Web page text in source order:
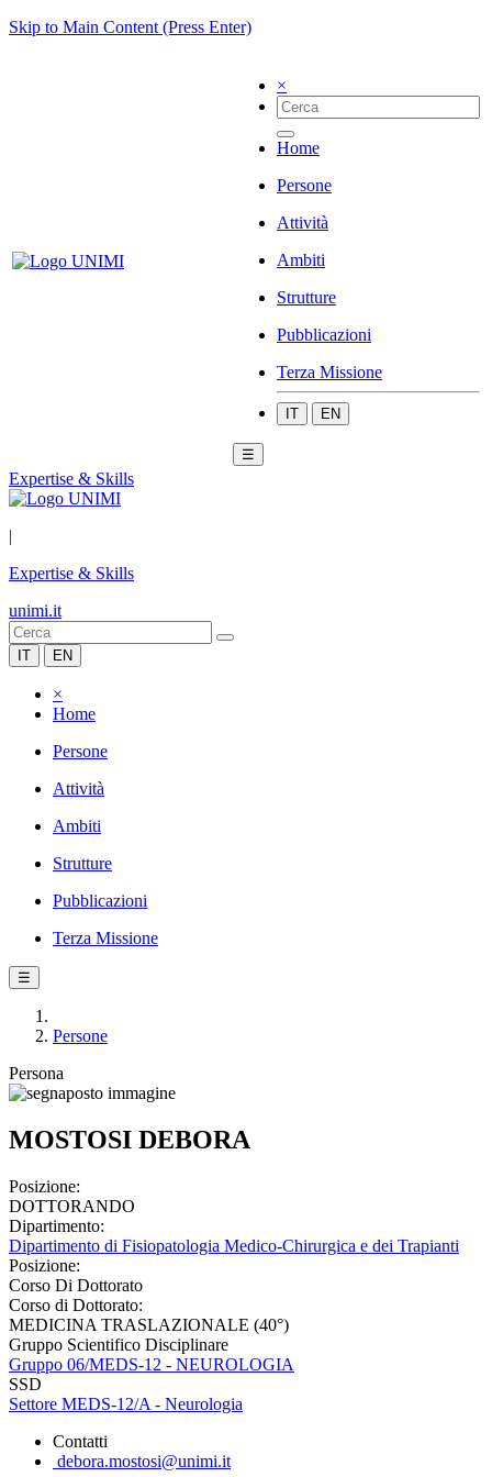
Skip to Main Content (Press Enter)
×
Home
Persone
Attività
Ambiti
Strutture
Pubblicazioni
Terza Missione
IT EN
☰
Expertise & Skills
|
Expertise & Skills
unimi.it
IT EN
×
Home
Persone
Attività
Ambiti
Strutture
Pubblicazioni
Terza Missione
☰
Persone
Persona
MOSTOSI DEBORA
Posizione:
DOTTORANDO
Dipartimento:
Dipartimento di Fisiopatologia Medico-Chirurgica e dei Trapianti
Posizione:
Corso Di Dottorato
Corso di Dottorato:
MEDICINA TRASLAZIONALE (40°)
Gruppo Scientifico Disciplinare
Gruppo 06/MEDS-12 - NEUROLOGIA
SSD
Settore MEDS-12/A - Neurologia
Contatti
debora.mostosi@unimi.it